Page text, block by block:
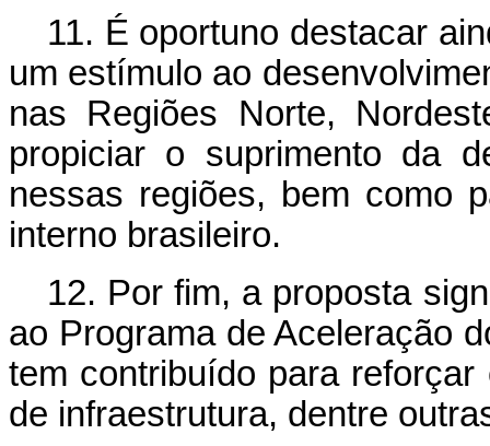
11. É oportuno destacar
um estímulo ao
nas Regiões Norte,
propiciar o suprimento da
nessas regiões, bem como
interno brasileiro.
12. Por fim, a proposta
ao Programa de Aceleração
tem contribuído para
de infraestrutura, dentre